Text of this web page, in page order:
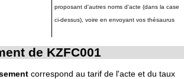
proposant d'autres noms d'acte (dans la case
ci-dessus), voire en envoyant vos thésaurus
de KZFC001
correspond au tarif de l'acte et du taux